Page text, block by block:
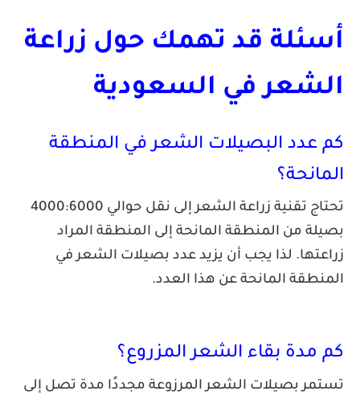
قد تهمك حول زراعة
في السعودية
البصيلات الشعر في المنطقة
تحتاج تقنية زراعة الشعر إلى نقل حوالي 4000:6000
من المنطقة المانحة إلى المنطقة المراد
لذا يجب أن يزيد عدد بصيلات الشعر في
المانحة عن هذا العدد.
بقاء الشعر المزروع؟
بصيلات الشعر المرزوعة مجددًا مدة تصل إلى